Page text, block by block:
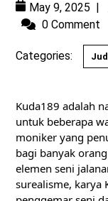
May 9, 2025 |
0 Comment
Categories:
Kuda189 adalah
untuk beberapa
moniker yang
bagi banyak
elemen seni
surealisme, karya